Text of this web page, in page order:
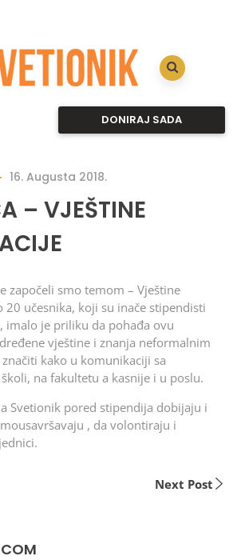
DONIRAJ SADA
16. Augusta 2018.
– VJEŠTINE
započeli smo temom – Vještine
20 učesnika, koji su inače stipendisti
imalo je priliku da pohađa ovu
vještine i znanja neformalnim
kako u komunikaciji sa
na fakultetu a kasnije i u poslu.
Svetionik pored stipendija dobijaju i
, da volontiraju i
Next Post